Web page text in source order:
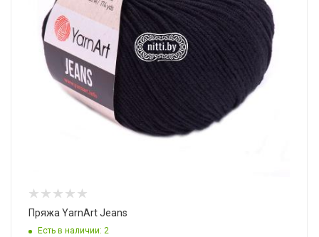
Пряжа YarnArt Jeans
Есть в наличии: 2